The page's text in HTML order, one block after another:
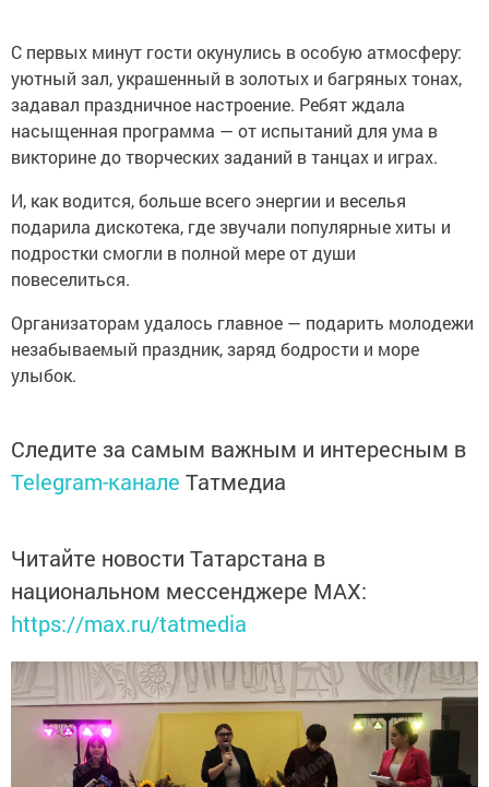
С первых минут гости окунулись в особую атмосферу:
уютный зал, украшенный в золотых и багряных тонах,
задавал праздничное настроение. Ребят ждала
насыщенная программа — от испытаний для ума в
викторине до творческих заданий в танцах и играх.
И, как водится, больше всего энергии и веселья
подарила дискотека, где звучали популярные хиты и
подростки смогли в полной мере от души
повеселиться.
Организаторам удалось главное — подарить молодежи
незабываемый праздник, заряд бодрости и море
улыбок.
Следите за самым важным и интересным в
Telegram-канале Татмедиа
Читайте новости Татарстана в
национальном мессенджере MАХ:
https://max.ru/tatmedia